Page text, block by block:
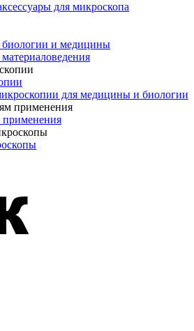
для микроскопа
и медицины
для медицины и биологии
применения